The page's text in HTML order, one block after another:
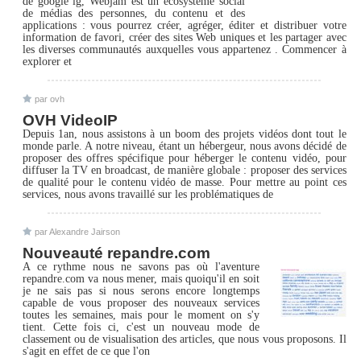
de médias des personnes, du contenu et des
applications : vous pourrez créer, agréger, éditer et distribuer votre
information de favori, créer des sites Web uniques et les partager avec
les diverses communautés auxquelles vous appartenez . Commencer à
explorer et
par ovh
OVH VideoIP
Depuis 1an, nous assistons à un boom des projets vidéos dont tout le
monde parle. A notre niveau, étant un hébergeur, nous avons décidé de
proposer des offres spécifique pour héberger le contenu vidéo, pour
diffuser la TV en broadcast, de manière globale : proposer des services
de qualité pour le contenu vidéo de masse. Pour mettre au point ces
services, nous avons travaillé sur les problématiques de
par Alexandre Jairson
Nouveauté repandre.com
A ce rythme nous ne savons pas où l'aventure
repandre.com va nous mener, mais quoiqu'il en soit
je ne sais pas si nous serons encore longtemps
capable de vous proposer des nouveaux services
toutes les semaines, mais pour le moment on s'y
tient. Cette fois ci, c'est un nouveau mode de
classement ou de visualisation des articles, que nous vous proposons. Il
s'agit en effet de ce que l'on